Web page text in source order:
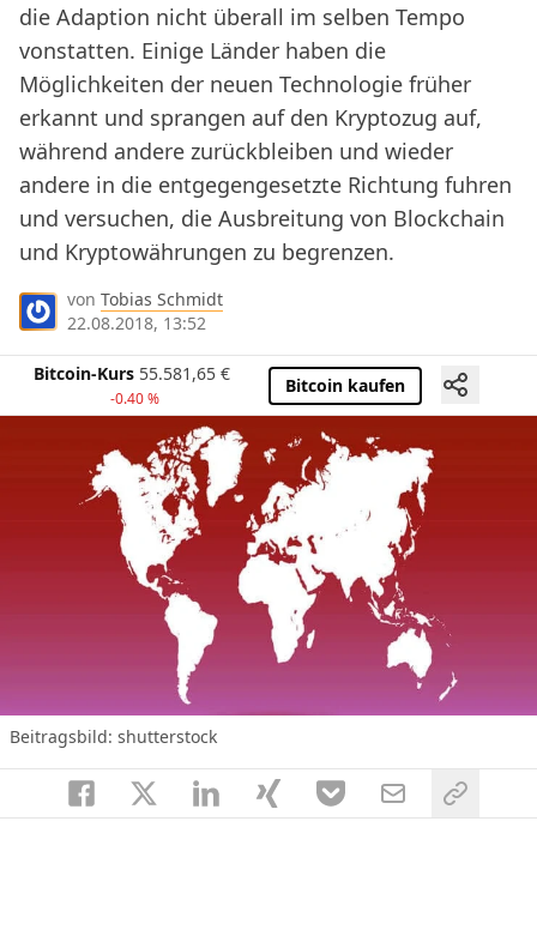
die Adaption nicht überall im selben Tempo
vonstatten. Einige Länder haben die
Möglichkeiten der neuen Technologie früher
erkannt und sprangen auf den Kryptozug auf,
während andere zurückbleiben und wieder
andere in die entgegengesetzte Richtung fuhren
und versuchen, die Ausbreitung von Blockchain
und Kryptowährungen zu begrenzen.
von Tobias Schmidt
22.08.2018, 13:52
Bitcoin-Kurs 55.581,65 €
-0.40 %
Bitcoin kaufen
Beitragsbild: shutterstock